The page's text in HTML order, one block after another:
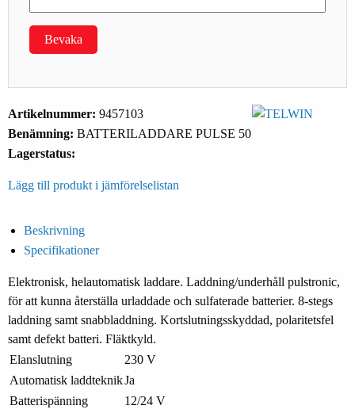
Bevaka
Artikelnummer: 9457103
Benämning: BATTERILADDARE PULSE 50
Lagerstatus:
Lägg till produkt i jämförelselistan
Beskrivning
Specifikationer
Elektronisk, helautomatisk laddare. Laddning/underhåll pulstronic,
för att kunna återställa urladdade och sulfaterade batterier. 8-stegs
laddning samt snabbladdning. Kortslutningsskyddad, polaritetsfel
samt defekt batteri. Fläktkyld.
Elanslutning
230 V
Automatisk laddteknikJa
Batterispänning
12/24 V